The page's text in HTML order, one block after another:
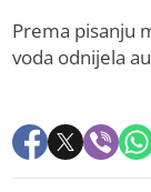
Prema pisanju
voda odnijela